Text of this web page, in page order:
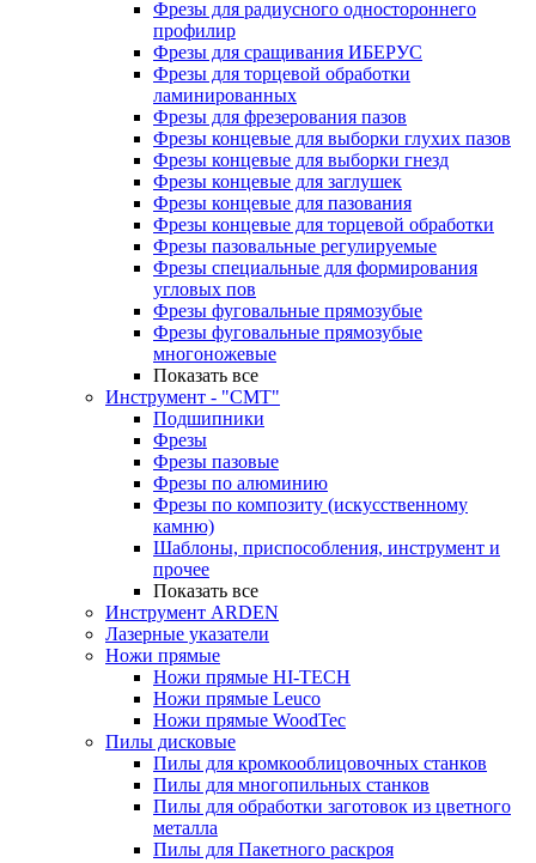
Фрезы для радиусного одностороннего
профилир
Фрезы для сращивания ИБЕРУС
Фрезы для торцевой обработки
ламинированных
Фрезы для фрезерования пазов
Фрезы концевые для выборки глухих пазов
Фрезы концевые для выборки гнезд
Фрезы концевые для заглушек
Фрезы концевые для пазования
Фрезы концевые для торцевой обработки
Фрезы пазовальные регулируемые
Фрезы специальные для формирования
угловых пов
Фрезы фуговальные прямозубые
Фрезы фуговальные прямозубые
многоножевые
Показать все
Инструмент - "СМТ"
Подшипники
Фрезы
Фрезы пазовые
Фрезы по алюминию
Фрезы по композиту (искусственному
камню)
Шаблоны, приспособления, инструмент и
прочее
Показать все
Инструмент ARDEN
Лазерные указатели
Ножи прямые
Ножи прямые HI-TECH
Ножи прямые Leuco
Ножи прямые WoodTec
Пилы дисковые
Пилы для кромкооблицовочных станков
Пилы для многопильных станков
Пилы для обработки заготовок из цветного
металла
Пилы для Пакетного раскроя